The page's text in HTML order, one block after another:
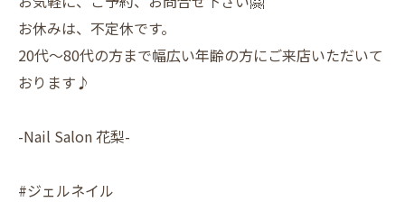
お休みは、不定休です。
20代〜80代の方まで幅広い年齢の方にご来店いただいて
おります♪
-Nail Salon 花梨-
#ジェルネイル